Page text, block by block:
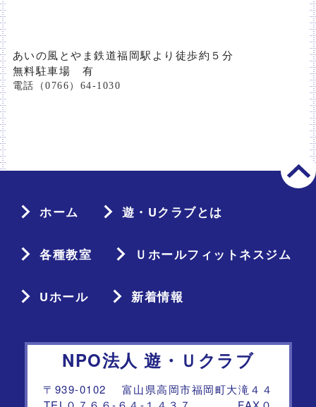
あいの風とやま鉄道福岡駅より徒歩約５分
無料駐車場 有
電話（0766）64‐1030
ホーム 遊・Uクラブとは
各種教室 Ｕホールフィットネスジム
Uホール 新着情報
NPO法人 遊・Ｕクラブ
〒939-0102 富山県高岡市福岡町大滝４４